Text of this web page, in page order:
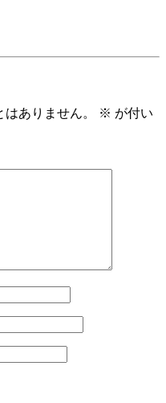
ありません。 ※ が付い